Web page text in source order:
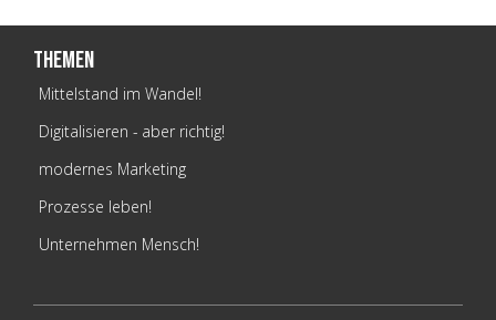
Themen
Mittelstand im Wandel!
Digitalisieren - aber richtig!
modernes Marketing
Prozesse leben!
Unternehmen Mensch!